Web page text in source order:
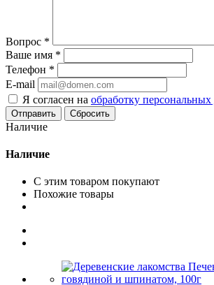
Вопрос *
Ваше имя *
Телефон *
E-mail
Я согласен на обработку
Сбросить
Наличие
Наличие
С этим товаром покупают
Похожие товары